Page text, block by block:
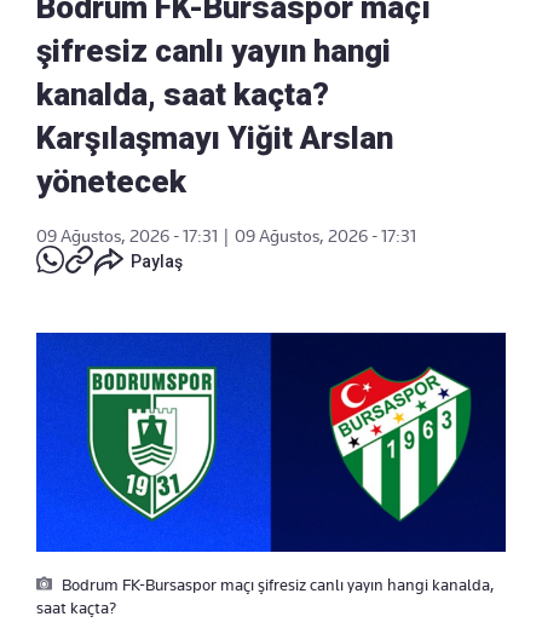
şifresiz canlı yayın hangi
kanalda, saat kaçta?
Karşılaşmayı Yiğit Arslan
yönetecek
09 Ağustos, 2026 - 17:31
09 Ağustos, 2026 - 17:31
Paylaş
Bodrum FK-Bursaspor maçı şifresiz canlı yayın hangi kanalda,
saat kaçta?